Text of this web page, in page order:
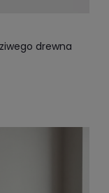
drewna
jesion